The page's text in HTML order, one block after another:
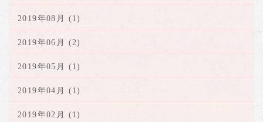
2019年08月 (1)
2019年06月 (2)
2019年05月 (1)
2019年04月 (1)
2019年02月 (1)